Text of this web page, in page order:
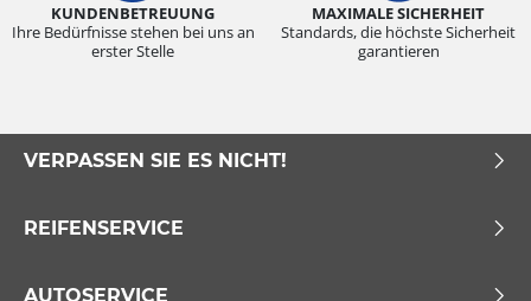
KUNDENBETREUUNG
Ihre Bedürfnisse stehen bei uns an
erster Stelle
MAXIMALE SICHERHEIT
Standards, die höchste Sicherheit
garantieren
VERPASSEN SIE ES NICHT!
REIFENSERVICE
AUTOSERVICE